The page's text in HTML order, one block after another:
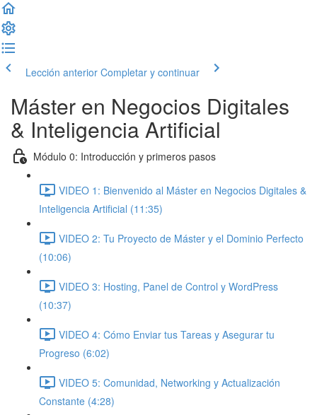
Lección anterior Completar y continuar
Máster en Negocios Digitales
& Inteligencia Artificial
Módulo 0: Introducción y primeros pasos
VIDEO 1: Bienvenido al Máster en Negocios Digitales &
Inteligencia Artificial (11:35)
VIDEO 2: Tu Proyecto de Máster y el Dominio Perfecto
(10:06)
VIDEO 3: Hosting, Panel de Control y WordPress
(10:37)
VIDEO 4: Cómo Enviar tus Tareas y Asegurar tu
Progreso (6:02)
VIDEO 5: Comunidad, Networking y Actualización
Constante (4:28)